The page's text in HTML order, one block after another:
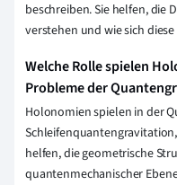
beschreiben. Sie helfen, die
verstehen und wie sich
Welche Rolle spielen
Probleme der
Holonomien spielen in der
helfen, die geometrische
quantenmechanischer